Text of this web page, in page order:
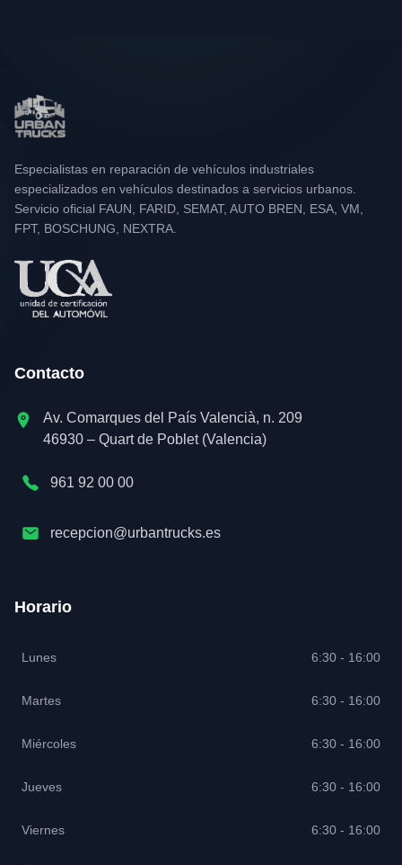
Especialistas en reparación de vehículos industriales
especializados en vehículos destinados a servicios urbanos.
Servicio oficial FAUN, FARID, SEMAT, AUTO BREN, ESA, VM,
FPT, BOSCHUNG, NEXTRA.
Contacto
Av. Comarques del País Valencià, n. 209
46930 – Quart de Poblet (Valencia)
961 92 00 00
recepcion@urbantrucks.es
Horario
Lunes 6:30 - 16:00
Martes 6:30 - 16:00
Miércoles 6:30 - 16:00
Jueves 6:30 - 16:00
Viernes 6:30 - 16:00